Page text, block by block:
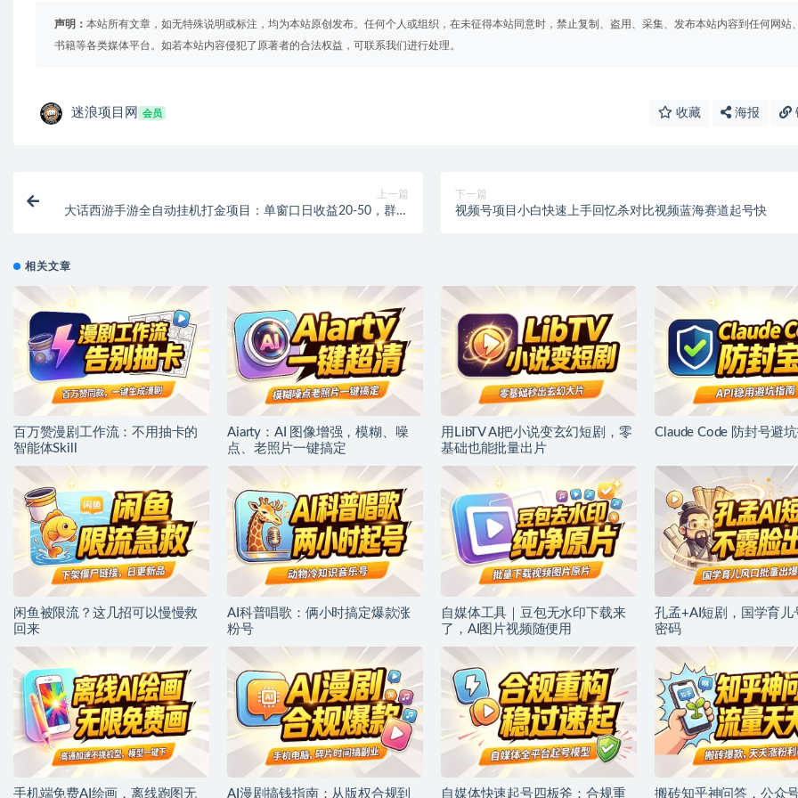
声明： 本站所有文章，如无特殊说明或标注，均为本站原创发布。任何个人或组织，在未征得本站同意时，禁止复制、盗用、采集、发布本站内容到任何网站
书籍等各类媒体平台。如若本站内容侵犯了原著者的合法权益，可联系我们进行处理。
迷浪项目网 会员 收藏 海报
上一篇
大话西游手游全自动挂机打金项目：单窗口日收益20-50，群控
下一篇
视频号项目小白快速上手回忆杀对比视频蓝海赛道起号快
相关文章
百万赞漫剧工作流：不用抽卡的
智能体Skill
Aiarty：AI 图像增强，模糊、噪
点、老照片一键搞定
用LibTV AI把小说变玄幻短剧，零
基础也能批量出片
Claude Code 防封号避
闲鱼被限流？这几招可以慢慢救
回来
AI科普唱歌：俩小时搞定爆款涨
粉号
自媒体工具｜豆包无水印下载来
了，AI图片视频随便用
孔孟+AI短剧，国学育儿
密码
手机端免费AI绘画，离线跑图无 AI漫剧搞钱指南：从版权合规到 自媒体快速起号四板斧：合规重 搬砖知乎神问答，公众